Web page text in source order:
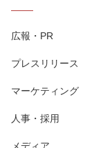
広報・PR
プレスリリース
マーケティング
人事・採用